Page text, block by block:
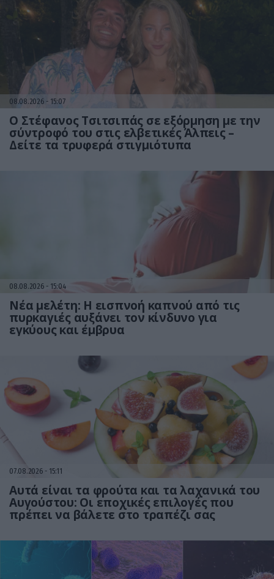
08.08.2026 15:07
Ο Στέφανος Τσιτσιπάς σε εξόρμηση με την
σύντροφό του στις ελβετικές Άλπεις –
Δείτε τα τρυφερά στιγμιότυπα
08.08.2026 15:04
Νέα μελέτη: Η εισπνοή καπνού από τις
πυρκαγιές αυξάνει τον κίνδυνο για
εγκύους και έμβρυα
07.08.2026 15:11
Αυτά είναι τα φρούτα και τα λαχανικά του
Αυγούστου: Οι εποχικές επιλογές που
πρέπει να βάλετε στο τραπέζι σας